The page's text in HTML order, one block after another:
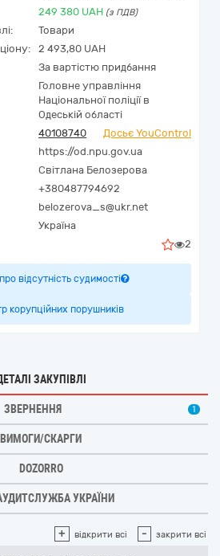
249 380 UAH (з ПДВ)
Товари
2 493,80 UAH
За вартістю придбання
Головне управління
Національної поліції в
Одеській області
40108740
Досьє YouControl
https://od.npu.gov.ua
Світлана Белозерова
+380487794692
belozerova_s@ukr.net
Україна
2
відсутність судимості
корупційних порушників
ЗАКУПІВЛІ
ЗВЕРНЕННЯ 1
ВИМОГИ/СКАРГИ
DOZORRO
УКРАЇНИ
+ відкрити всі - закрити всі